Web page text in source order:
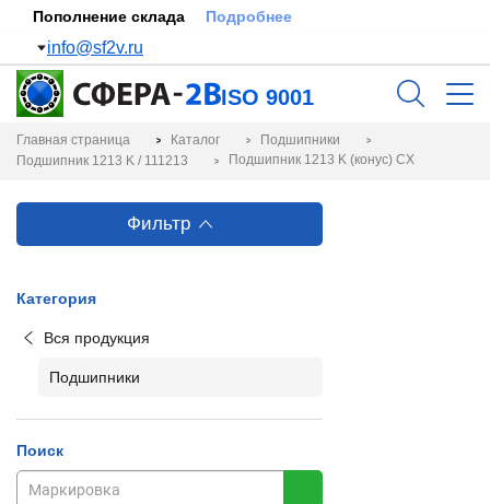
Пополнение склада Подробнее
info@sf2v.ru
ISO 9001
Главная страница Каталог
Подшипники
Подшипник 1213 K / 111213
Подшипник 1213 K (конус) CX
Фильтр
Категория
Вся продукция
Подшипники
Поиск